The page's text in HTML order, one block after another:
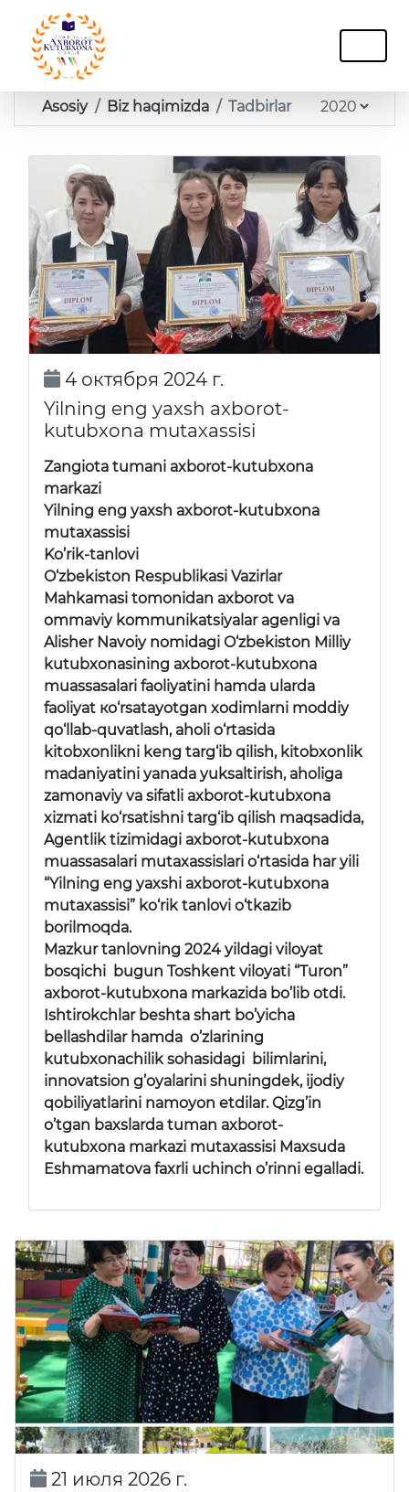
Asosiy Biz haqimizda Tadbirlar
4 октября 2024 г.
Yilning eng yaxsh axborot-
kutubxona mutaxassisi
Zangiota tumani axborot-kutubxona
markazi
Yilning eng yaxsh axborot-kutubxona
mutaxassisi
Ko’rik-tanlovi
O‘zbekiston Respublikasi Vazirlar
Mahkamasi tomonidan axborot va
ommaviy kommunikatsiyalar agenligi va
Alisher Navoiy nomidagi O‘zbekiston Milliy
kutubxonasining axborot-kutubxona
muassasalari faoliyatini hamda ularda
faoliyat ко‘rsatayotgan xodimlarni moddiy
qo‘llab-quvatlash, aholi o‘rtasida
kitobxonlikni keng targ‘ib qilish, kitobxonlik
madaniyatini yanada yuksaltirish, aholiga
zamonaviy va sifatli axborot-kutubxona
xizmati ko‘rsatishni targ‘ib qilish maqsadida,
Agentlik tizimidagi axborot-kutubxona
muassasalari mutaxassislari o‘rtasida har yili
“Yilning eng yaxshi axborot-kutubxona
mutaxassisi” ko‘rik tanlovi o‘tkazib
borilmoqda.
Mazkur tanlovning 2024 yildagi viloyat
bosqichi bugun Toshkent viloyati “Turon”
axborot-kutubxona markazida bo’lib otdi.
Ishtirokchlar beshta shart bo’yicha
bellashdilar hamda o’zlarining
kutubxonachilik sohasidagi bilimlarini,
innovatsion g’oyalarini shuningdek, ijodiy
qobiliyatlarini namoyon etdilar. Qizg’in
o’tgan baxslarda tuman axborot-
kutubxona markazi mutaxassisi Maxsuda
Eshmamatova faxrli uchinch o’rinni egalladi.
21 июля 2026 г.